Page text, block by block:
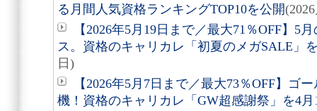
る月間人気資格ランキングTOP10を公開
【2026年5月19日まで／最大71％OFF】5
ス。資格のキャリカレ「初夏のメガSALE」
日)
【2026年5月7日まで／最大73％OFF】ゴ
機！資格のキャリカレ「GW超感謝祭」を4